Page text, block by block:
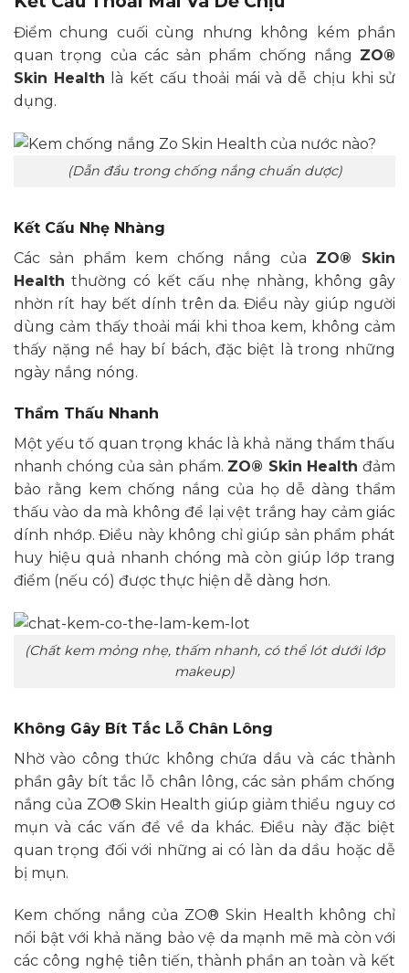
Điểm chung cuối cùng nhưng không kém phần
quan trọng của các sản phẩm chống nắng ZO®
Skin Health là kết cấu thoải mái và dễ chịu khi sử
dụng.
(Dẫn đầu trong chống nắng chuẩn dược)
Kết Cấu Nhẹ Nhàng
Các sản phẩm kem chống nắng của ZO® Skin
Health thường có kết cấu nhẹ nhàng, không gây
nhờn rít hay bết dính trên da. Điều này giúp người
dùng cảm thấy thoải mái khi thoa kem, không cảm
thấy nặng nề hay bí bách, đặc biệt là trong những
ngày nắng nóng.
Thẩm Thấu Nhanh
Một yếu tố quan trọng khác là khả năng thẩm thấu
nhanh chóng của sản phẩm. ZO® Skin Health đảm
bảo rằng kem chống nắng của họ dễ dàng thẩm
thấu vào da mà không để lại vệt trắng hay cảm giác
dính nhớp. Điều này không chỉ giúp sản phẩm phát
huy hiệu quả nhanh chóng mà còn giúp lớp trang
điểm (nếu có) được thực hiện dễ dàng hơn.
(Chất kem mỏng nhẹ, thấm nhanh, có thể lót dưới lớp
makeup)
Không Gây Bít Tắc Lỗ Chân Lông
Nhờ vào công thức không chứa dầu và các thành
phần gây bít tắc lỗ chân lông, các sản phẩm chống
nắng của ZO® Skin Health giúp giảm thiểu nguy cơ
mụn và các vấn đề về da khác. Điều này đặc biệt
quan trọng đối với những ai có làn da dầu hoặc dễ
bị mụn.
Kem chống nắng của ZO® Skin Health không chỉ
nổi bật với khả năng bảo vệ da mạnh mẽ mà còn với
các công nghệ tiên tiến, thành phần an toàn và kết